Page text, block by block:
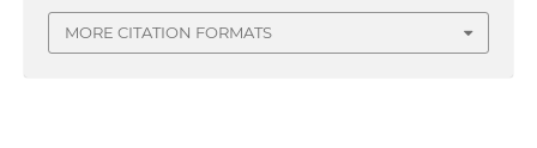
MORE CITATION FORMATS